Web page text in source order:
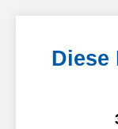
Diese